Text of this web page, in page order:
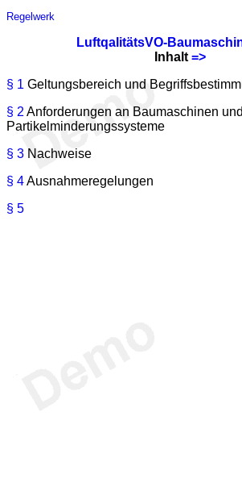
Regelwerk
LuftqalitätsVO-
Inhalt =>
§ 1 Geltungsbereich und
§ 2 Anforderungen an Baumaschinen und
Partikelminderungssysteme
§ 3 Nachweise
§ 4Ausnahmeregelungen
§ 5